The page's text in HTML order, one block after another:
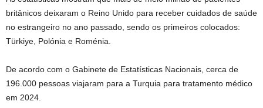
britânicos deixaram o Reino Unido para receber cuidados de saúde
no estrangeiro no ano passado, sendo os primeiros colocados:
Türkiye, Polónia e Roménia.
De acordo com o Gabinete de Estatísticas Nacionais, cerca de
196.000 pessoas viajaram para a Turquia para tratamento médico
em 2024.